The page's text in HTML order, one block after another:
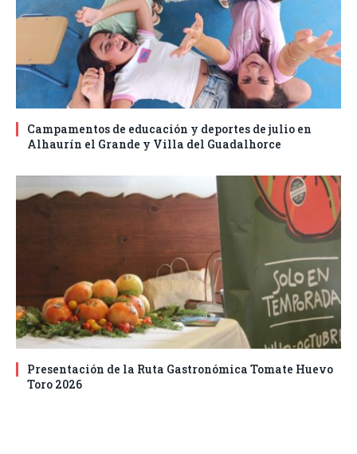
Campamentos de educación y deportes de julio en
Alhaurín el Grande y Villa del Guadalhorce
Presentación de la Ruta Gastronómica Tomate Huevo
Toro 2026